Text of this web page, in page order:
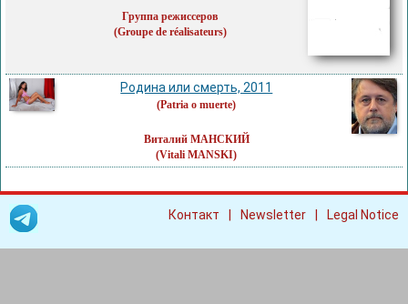
Группа режиссеров
(Groupe de réalisateurs)
Родина или смерть, 2011
(Patria o muerte)
Виталий МАНСКИЙ
(Vitali MANSKI)
Контакт Newsletter Legal Notice